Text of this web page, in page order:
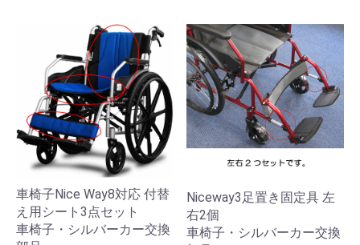
品・
雑貨
ショ
ング
カー
車椅子Nice Way8対応 付替
え用シート3点セット
車椅子・シルバーカー交換
Niceway3足置き固定具 左
右2個
車椅子・シルバーカー交換